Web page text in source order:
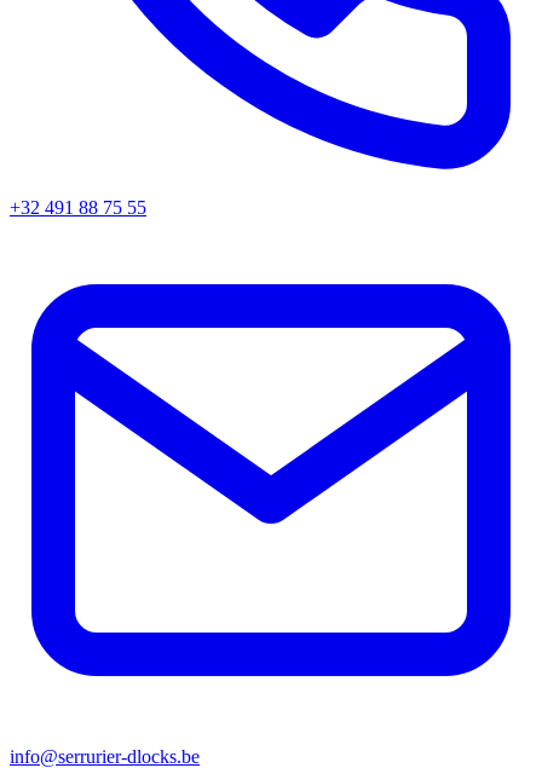
+32 491 88 75 55
info@serrurier-dlocks.be